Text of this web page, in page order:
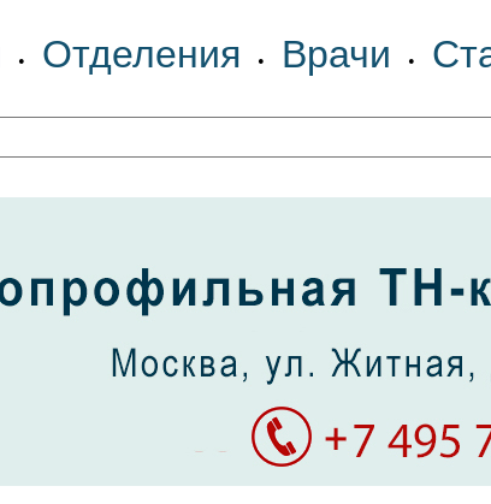
• Отделения • Врачи •